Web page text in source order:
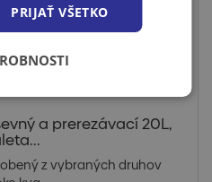
a prerezávací 20L,
z vybraných druhov
PRIJAŤ VŠETKO